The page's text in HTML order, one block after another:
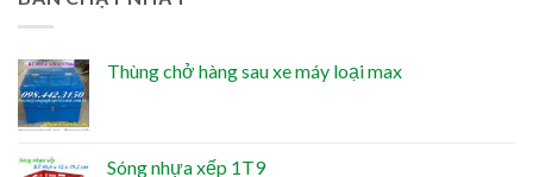
Thùng chở hàng sau xe máy loại max
Sóng nhựa xếp 1T9